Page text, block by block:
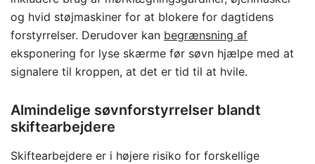
og hvid støjmaskiner for at blokere for dagtidens
forstyrrelser. Derudover kan begrænsning af
eksponering for lyse skærme før søvn hjælpe med at
signalere til kroppen, at det er tid til at hvile.
Almindelige søvnforstyrrelser blandt
skiftearbejdere
Skiftearbejdere er i højere risiko for forskellige